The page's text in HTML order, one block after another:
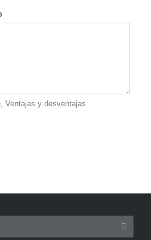
Ventajas y desventajas